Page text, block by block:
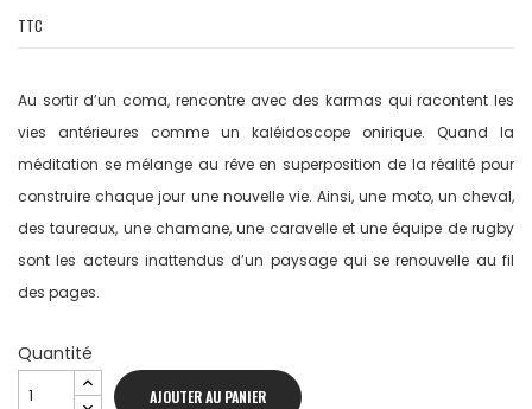
TTC
Au sortir d’un coma, rencontre avec des karmas qui racontent les
vies antérieures comme un kaléidoscope onirique. Quand la
méditation se mélange au rêve en superposition de la réalité pour
construire chaque jour une nouvelle vie. Ainsi, une moto, un cheval,
des taureaux, une chamane, une caravelle et une équipe de rugby
sont les acteurs inattendus d’un paysage qui se renouvelle au fil
des pages.
Quantité
AJOUTER AU PANIER